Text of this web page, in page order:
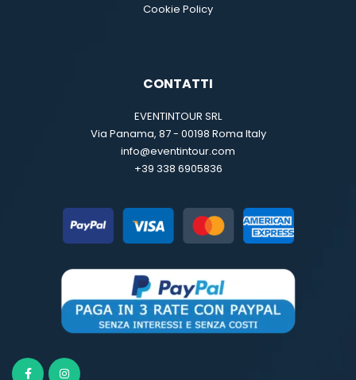
Cookie Policy
CONTATTI
EVENTINTOUR SRL
Via Panama, 87 - 00198 Roma Italy
info@eventintour.com
+39 338 6905836